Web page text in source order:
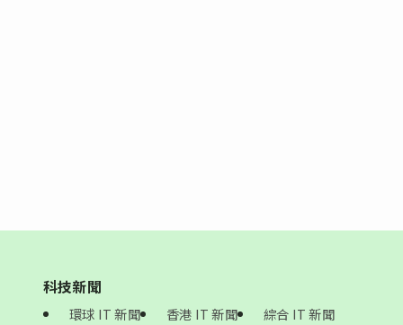
科技新聞
環球 IT 新聞 香港 IT 新聞
綜合 IT 新聞